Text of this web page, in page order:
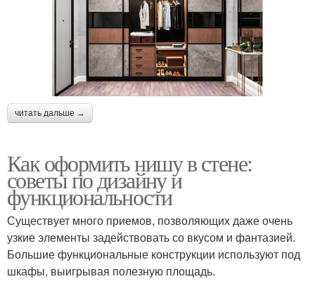
читать дальше →
Как оформить нишу в стене:
советы по дизайну и
функциональности
Существует много приемов, позволяющих даже очень
узкие элементы задействовать со вкусом и фантазией.
Большие функциональные конструкции используют под
шкафы, выигрывая полезную площадь.